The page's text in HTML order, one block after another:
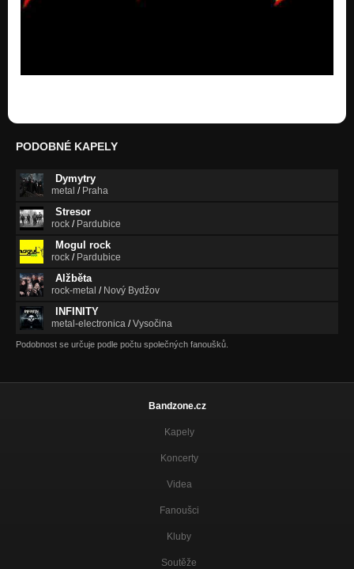
PODOBNÉ KAPELY
Dymytry
metal / Praha
Stresor
rock / Pardubice
Mogul rock
rock / Pardubice
Alžběta
rock-metal / Nový Bydžov
INFINITY
metal-electronica /Vysočina
Podobnost se určuje podle počtu společných fanoušků.
Bandzone.cz
Kapely
Koncerty
Videa
Fanoušci
Kluby
Soutěže